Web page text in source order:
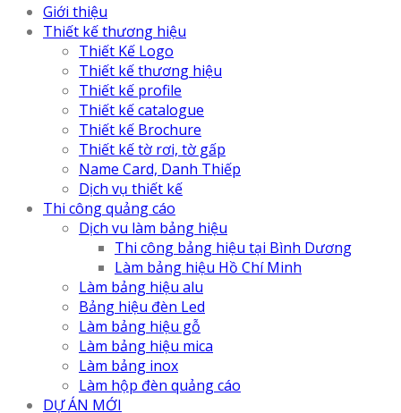
Giới thiệu
Thiết kế thương hiệu
Thiết Kế Logo
Thiết kế thương hiệu
Thiết kế profile
Thiết kế catalogue
Thiết kế Brochure
Thiết kế tờ rơi, tờ gấp
Name Card, Danh Thiếp
Dịch vụ thiết kế
Thi công quảng cáo
Dịch vu làm bảng hiệu
Thi công bảng hiệu tại Bình Dương
Làm bảng hiệu Hồ Chí Minh
Làm bảng hiệu alu
Bảng hiệu đèn Led
Làm bảng hiệu gỗ
Làm bảng hiệu mica
Làm bảng inox
Làm hộp đèn quảng cáo
DỰ ÁN MỚI